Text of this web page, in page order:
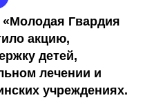
«Молодая Гвардия
акцию,
детей,
лечении и
учреждениях.